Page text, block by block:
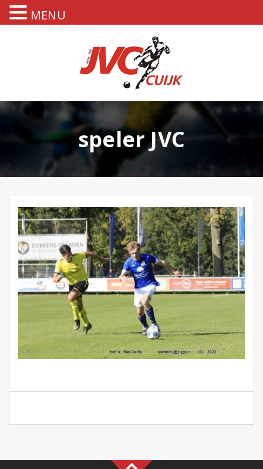
speler JVC
MENU